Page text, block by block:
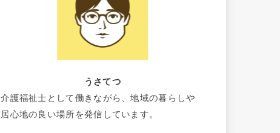
うさてつ
介護福祉士として働きながら、地域の暮らしや
居心地の良い場所を発信しています。